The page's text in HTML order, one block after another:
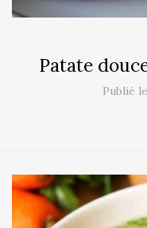
Patate
Publié